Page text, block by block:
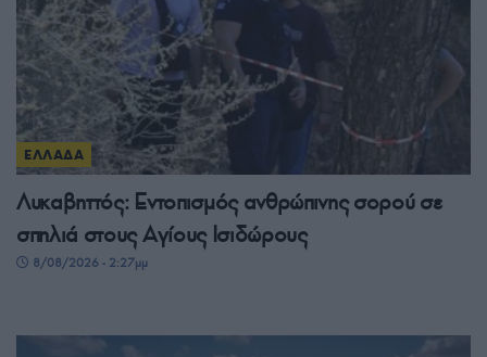
ΕΛΛΑΔΑ
Λυκαβηττός: Εντοπισμός ανθρώπινης σορού σε
σπηλιά στους Αγίους Ισιδώρους
8/08/2026 - 2:27μμ